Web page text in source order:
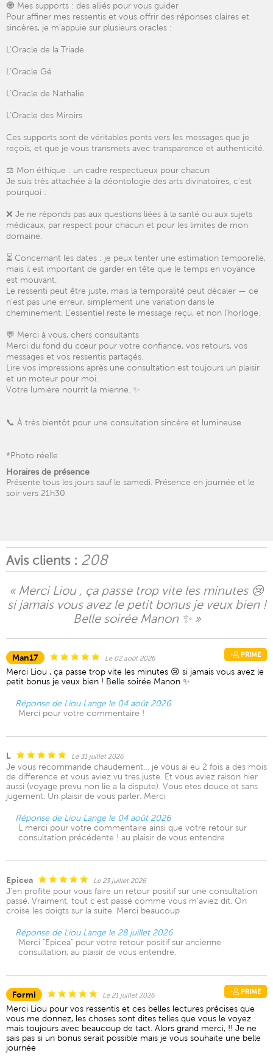
🧿 Mes supports : des alliés pour vous guider
Pour affiner mes ressentis et vous offrir des réponses claires et
sincères, je m’appuie sur plusieurs oracles :
L’Oracle de la Triade
L’Oracle Gé
L’Oracle de Nathalie
L’Oracle des Miroirs
Ces supports sont de véritables ponts vers les messages que je
reçois, et que je vous transmets avec transparence et authenticité.
⚖️ Mon éthique : un cadre respectueux pour chacun
Je suis très attachée à la déontologie des arts divinatoires, c’est
pourquoi :
❌ Je ne réponds pas aux questions liées à la santé ou aux sujets
médicaux, par respect pour chacun et pour les limites de mon
domaine.
⏳ Concernant les dates : je peux tenter une estimation temporelle,
mais il est important de garder en tête que le temps en voyance
est mouvant.
Le ressenti peut être juste, mais la temporalité peut décaler — ce
n’est pas une erreur, simplement une variation dans le
cheminement. L’essentiel reste le message reçu, et non l’horloge.
💬 Merci à vous, chers consultants
Merci du fond du cœur pour votre confiance, vos retours, vos
messages et vos ressentis partagés.
Lire vos impressions après une consultation est toujours un plaisir
et un moteur pour moi.
Votre lumière nourrit la mienne. ✨
📞 À très bientôt pour une consultation sincère et lumineuse.
*Photo réelle
Horaires de présence
Présente tous les jours sauf le samedi. Présence en journée et le
soir vers 21h30
Avis clients : 208
« Merci Liou , ça passe trop vite les minutes 😢
si jamais vous avez le petit bonus je veux bien !
Belle soirée Manon ✨ »
Man17 Le 02 août 2026 PRIME
Merci Liou , ça passe trop vite les minutes 😢 si jamais vous avez le
petit bonus je veux bien ! Belle soirée Manon ✨
Réponse de Liou Lange le 04 août 2026
Merci pour votre commentaire !
L Le 31 juillet 2026
Je vous recommande chaudement… je vous ai eu 2 fois a des mois
de difference et vous aviez vu tres juste. Et vous aviez raison hier
aussi (voyage prevu non lie a la dispute). Vous etes douce et sans
jugement. Un plaisir de vous parler. Merci
Réponse de Liou Lange le 04 août 2026
L merci pour votre commentaire ainsi que votre retour sur
consultation précédente ! au plaisir de vous entendre
Epicea Le 23 juillet 2026
J'en profite pour vous faire un retour positif sur une consultation
passé. Vraiment, tout c'est passé comme vous m'aviez dit. On
croise les doigts sur la suite. Merci beaucoup
Réponse de Liou Lange le 28 juillet 2026
Merci "Epicea" pour votre retour positif sur ancienne
consultation, au plaisir de vous entendre.
Formi Le 21 juillet 2026 PRIME
Merci Liou pour vos ressentis et ces belles lectures précises que
vous me donnez, les choses sont dites telles que vous le voyez
mais toujours avec beaucoup de tact. Alors grand merci, !! Je ne
sais pas si un bonus serait possible mais je vous souhaite une belle
journée